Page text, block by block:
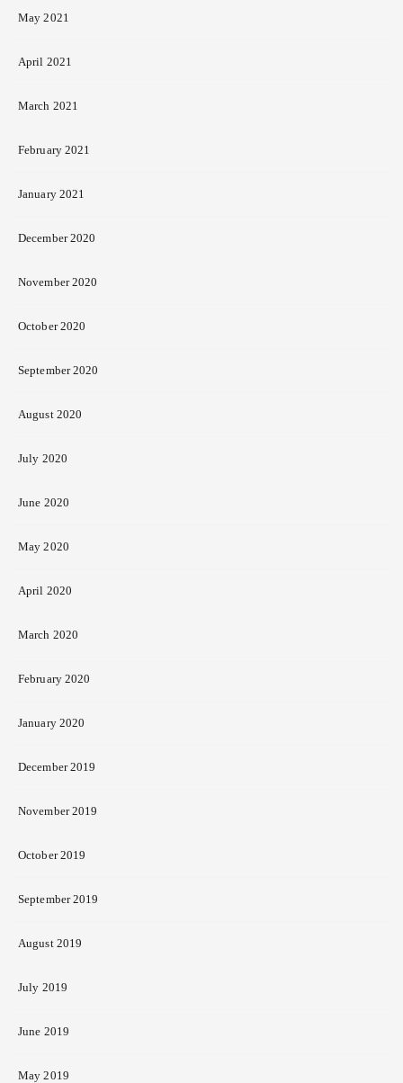
May 2021
April 2021
March 2021
February 2021
January 2021
December 2020
November 2020
October 2020
September 2020
August 2020
July 2020
June 2020
May 2020
April 2020
March 2020
February 2020
January 2020
December 2019
November 2019
October 2019
September 2019
August 2019
July 2019
June 2019
May 2019